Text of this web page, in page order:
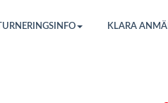
TURNERINGSINFO KLARA